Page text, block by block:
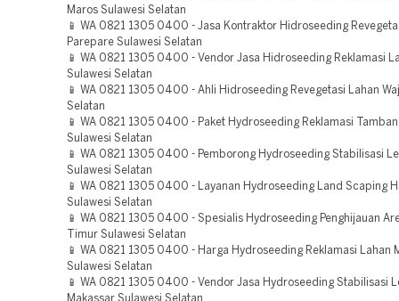
Maros Sulawesi Selatan
📱 WA 0821 1305 0400 - Jasa Kontraktor Hidroseeding
Parepare Sulawesi Selatan
📱 WA 0821 1305 0400 - Vendor Jasa Hidroseeding Reklamasi
Sulawesi Selatan
📱 WA 0821 1305 0400 - Ahli Hidroseeding Revegetasi Lahan
Selatan
📱 WA 0821 1305 0400 - Paket Hydroseeding Reklamasi
Sulawesi Selatan
📱 WA 0821 1305 0400 - Pemborong Hydroseeding Stabilisasi
Sulawesi Selatan
📱 WA 0821 1305 0400 - Layanan Hydroseeding Land Scaping
Sulawesi Selatan
📱 WA 0821 1305 0400 - Spesialis Hydroseeding Penghijauan
Timur Sulawesi Selatan
📱 WA 0821 1305 0400 - Harga Hydroseeding Reklamasi Lahan
Sulawesi Selatan
📱 WA 0821 1305 0400 - Vendor Jasa Hydroseeding Stabilisasi
Makassar Sulawesi Selatan